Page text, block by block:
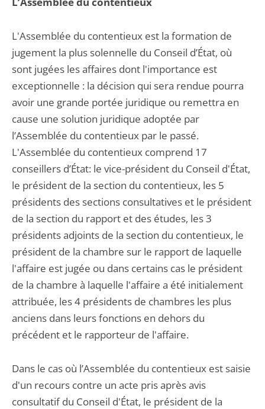
L'Assemblée du contentieux est la formation de
jugement la plus solennelle du Conseil d’État, où
sont jugées les affaires dont l'importance est
exceptionnelle : la décision qui sera rendue pourra
avoir une grande portée juridique ou remettra en
cause une solution juridique adoptée par
l’Assemblée du contentieux par le passé.
L'Assemblée du contentieux comprend 17
conseillers d’État: le vice-président du Conseil d'État,
le président de la section du contentieux, les 5
présidents des sections consultatives et le président
de la section du rapport et des études, les 3
présidents adjoints de la section du contentieux, le
président de la chambre sur le rapport de laquelle
l'affaire est jugée ou dans certains cas le président
de la chambre à laquelle l'affaire a été initialement
attribuée, les 4 présidents de chambres les plus
anciens dans leurs fonctions en dehors du
précédent et le rapporteur de l'affaire.
Dans le cas où l’Assemblée du contentieux est saisie
d'un recours contre un acte pris après avis
consultatif du Conseil d'État, le président de la